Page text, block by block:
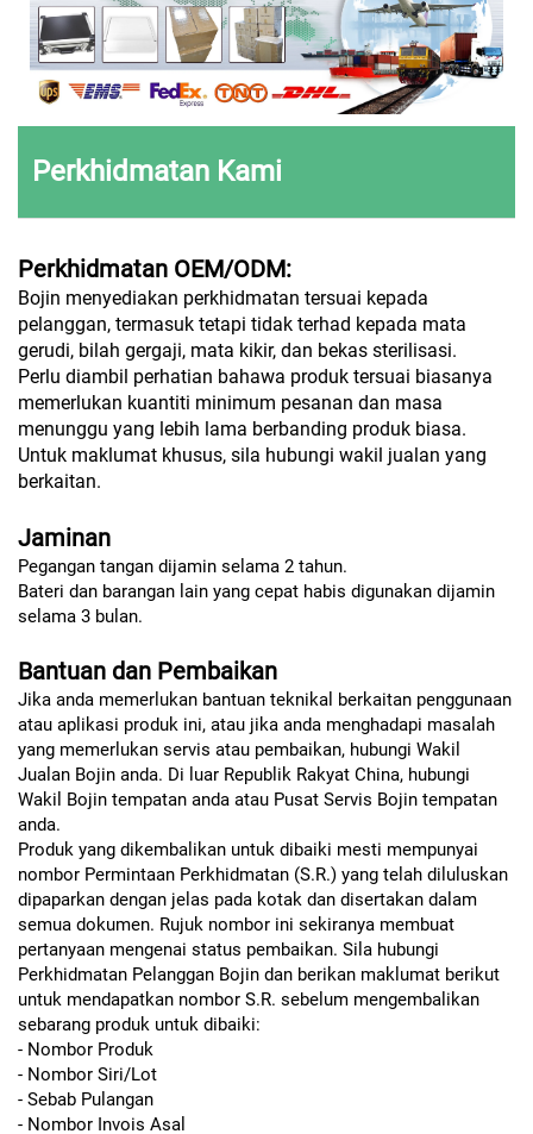
Perkhidmatan Kami
Perkhidmatan OEM/ODM:
Bojin menyediakan perkhidmatan tersuai kepada
pelanggan, termasuk tetapi tidak terhad kepada mata
gerudi, bilah gergaji, mata kikir, dan bekas sterilisasi.
Perlu diambil perhatian bahawa produk tersuai biasanya
memerlukan kuantiti minimum pesanan dan masa
menunggu yang lebih lama berbanding produk biasa.
Untuk maklumat khusus, sila hubungi wakil jualan yang
berkaitan.
Jaminan
Pegangan tangan dijamin selama 2 tahun.
Bateri dan barangan lain yang cepat habis digunakan dijamin
selama 3 bulan.
Bantuan dan Pembaikan
Jika anda memerlukan bantuan teknikal berkaitan penggunaan
atau aplikasi produk ini, atau jika anda menghadapi masalah
yang memerlukan servis atau pembaikan, hubungi Wakil
Jualan Bojin anda. Di luar Republik Rakyat China, hubungi
Wakil Bojin tempatan anda atau Pusat Servis Bojin tempatan
anda.
Produk yang dikembalikan untuk dibaiki mesti mempunyai
nombor Permintaan Perkhidmatan (S.R.) yang telah diluluskan
dipaparkan dengan jelas pada kotak dan disertakan dalam
semua dokumen. Rujuk nombor ini sekiranya membuat
pertanyaan mengenai status pembaikan. Sila hubungi
Perkhidmatan Pelanggan Bojin dan berikan maklumat berikut
untuk mendapatkan nombor S.R. sebelum mengembalikan
sebarang produk untuk dibaiki:
- Nombor Produk
- Nombor Siri/Lot
- Sebab Pulangan
- Nombor Invois Asal